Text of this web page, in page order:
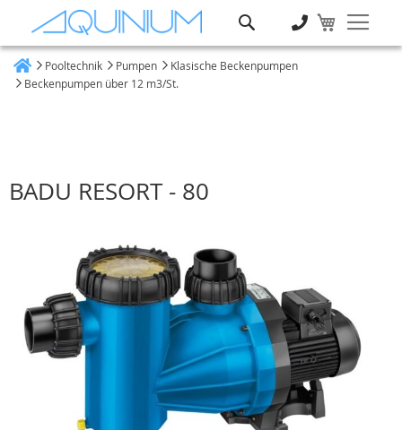
Pooltechnik Pumpen
Klasische Beckenpumpen
Beckenpumpen über 12 m3/St.
BADU RESORT - 80